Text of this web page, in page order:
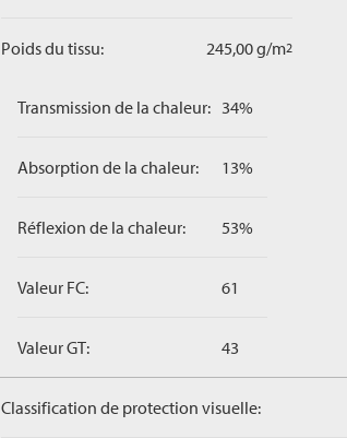
Poids du tissu: 245,00 g/m2
Transmission de la chaleur: 34%
Absorption de la chaleur: 13%
Réflexion de la chaleur: 53%
Valeur FC: 61
Valeur GT: 43
Classification de protection visuelle: